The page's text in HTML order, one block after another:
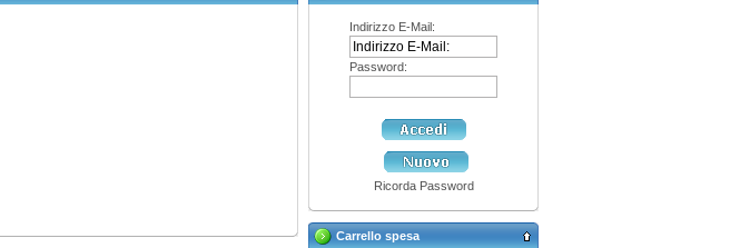
Indirizzo E-Mail:
Password:
Ricorda Password
Carrello spesa